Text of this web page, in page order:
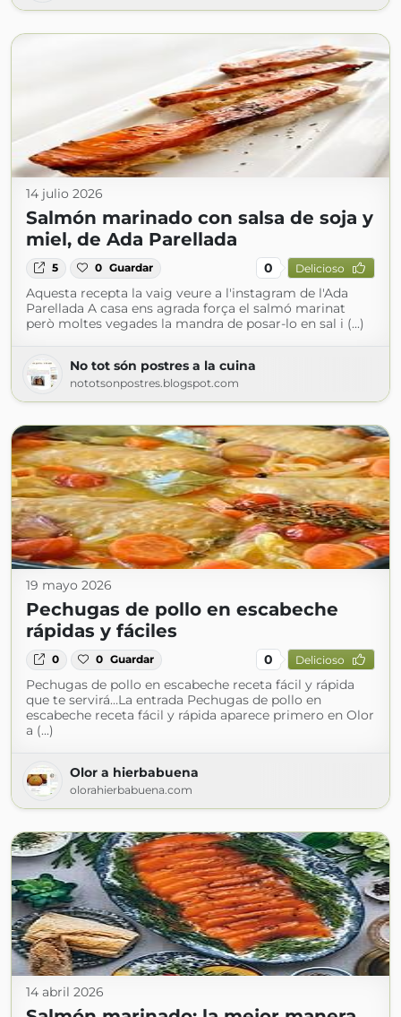
14 julio 2026
Salmón marinado con salsa de soja y
miel, de Ada Parellada
5 0 Guardar 0 Delicioso
Aquesta recepta la vaig veure a l'instagram de l'Ada
Parellada A casa ens agrada força el salmó marinat
però moltes vegades la mandra de posar-lo en sal i (...)
No tot són postres a la cuina
nototsonpostres.blogspot.com
19 mayo 2026
Pechugas de pollo en escabeche
rápidas y fáciles
0 0 Guardar 0 Delicioso
Pechugas de pollo en escabeche receta fácil y rápida
que te servirá…La entrada Pechugas de pollo en
escabeche receta fácil y rápida aparece primero en Olor
a (...)
Olor a hierbabuena
olorahierbabuena.com
14 abril 2026